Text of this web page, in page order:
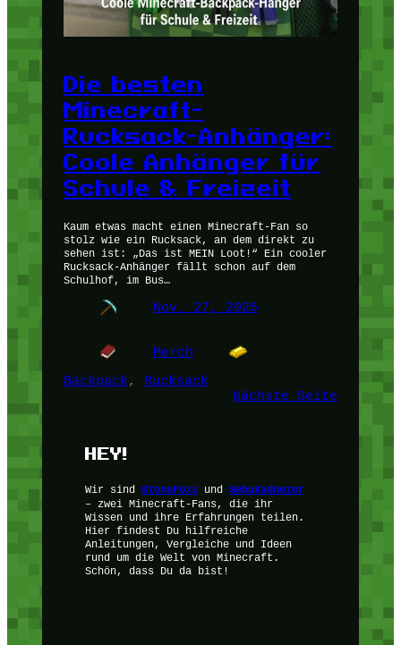
Die besten
Minecraft-
Rucksack-Anhänger:
Coole Anhänger für
Schule & Freizeit
Kaum etwas macht einen Minecraft-Fan so
stolz wie ein Rucksack, an dem direkt zu
sehen ist: „Das ist MEIN Loot!“ Ein cooler
Rucksack-Anhänger fällt schon auf dem
Schulhof, im Bus…
Nov. 27, 2025
Merch
Backpack, Rucksack
Nächste Seite
HEY!
Wir sind StoneFoxxund Sebukadnezer
– zwei Minecraft-Fans, die ihr
Wissen und ihre Erfahrungen teilen.
Hier findest Du hilfreiche
Anleitungen, Vergleiche und Ideen
rund um die Welt von Minecraft.
Schön, dass Du da bist!